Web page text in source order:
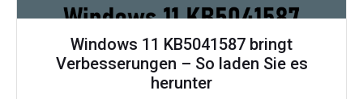
Windows 11 KB5041587 bringt
Verbesserungen – So laden Sie es
herunter